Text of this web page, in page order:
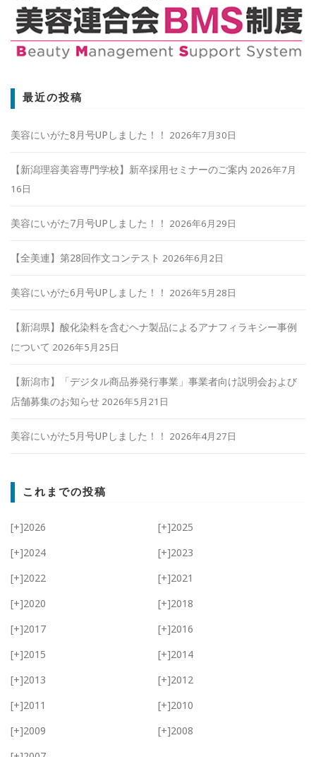
最近の投稿
美容にいがた8月号UPしました！！ 2026年7月30日
【新潟理容美容専門学校】新卒採用セミナーのご案内 2026年7月
16日
美容にいがた7月号UPしました！！ 2026年6月29日
【全美連】第28回作文コンテスト 2026年6月2日
美容にいがた6月号UPしました！！ 2026年5月28日
【新潟県】酸化染料を含むヘナ製品によるアナフィラキシー事例
について 2026年5月25日
【新潟市】「デジタル商品券発行事業」事業者向け説明会および
店舗募集のお知らせ 2026年5月21日
美容にいがた5月号UPしました！！ 2026年4月27日
これまでの投稿
[+]2026 [+]2025
[+]2024 [+]2023
[+]2022 [+]2021
[+]2020 [+]2018
[+]2017 [+]2016
[+]2015 [+]2014
[+]2013 [+]2012
[+]2011 [+]2010
[+]2009 [+]2008